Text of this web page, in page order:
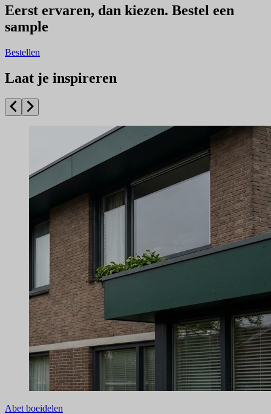
Eerst ervaren, dan kiezen. Bestel een
sample
Bestellen
Laat je inspireren
Abet boeidelen